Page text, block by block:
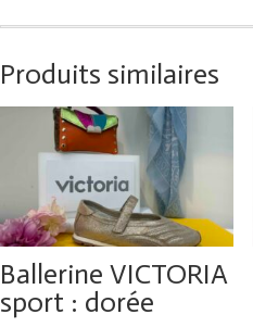
Produits similaires
Ballerine VICTORIA
sport : dorée